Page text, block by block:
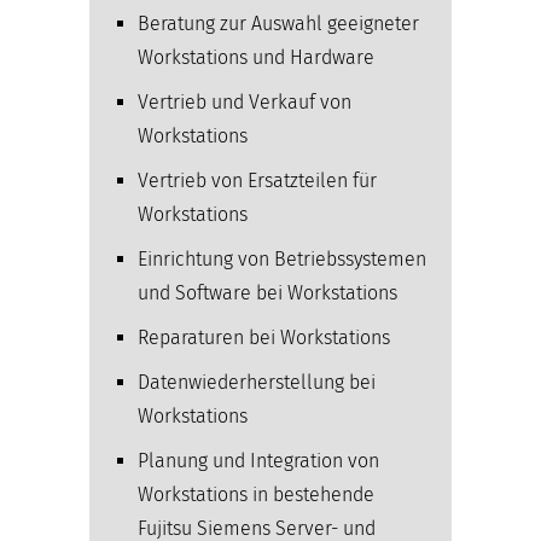
Beratung zur Auswahl geeigneter
Workstations und Hardware
Vertrieb und Verkauf von
Workstations
Vertrieb von Ersatzteilen für
Workstations
Einrichtung von Betriebssystemen
und Software bei Workstations
Reparaturen bei Workstations
Datenwiederherstellung bei
Workstations
Planung und Integration von
Workstations in bestehende
Fujitsu Siemens Server- und